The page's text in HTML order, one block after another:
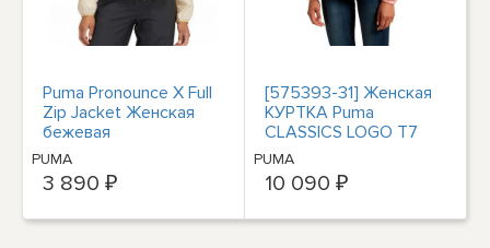
Puma Pronounce X Full
Zip Jacket Женская
бежевая
повседневная
спортивная верхняя
одежда 532147-2
PUMA
3 890 ₽
[575393-31] Женская
КУРТКА Puma
CLASSICS LOGO T7
COACH
PUMA
10 090 ₽